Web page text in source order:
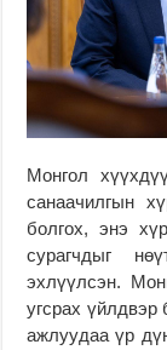
Монгол
санаачилгын
болгох, энэ
сурагчдыг
эхлүүлсэн.
угсрах
ажлуудаа үр